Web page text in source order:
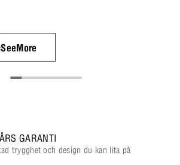
GARANTI
trygghet och design du kan lita på